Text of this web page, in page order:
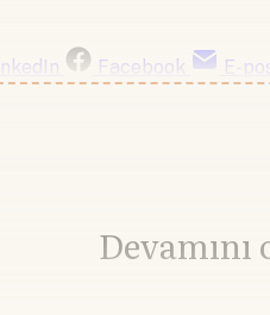
Facebook E-